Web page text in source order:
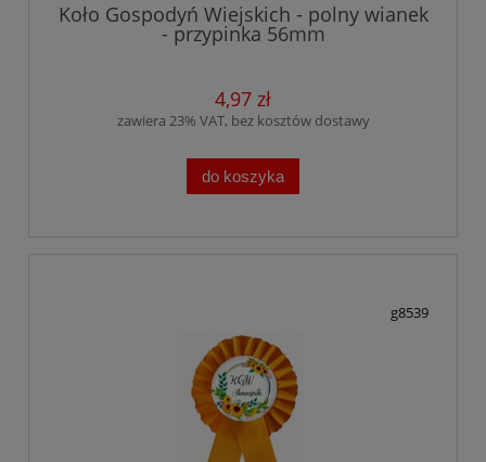
Koło Gospodyń Wiejskich - polny wianek
- przypinka 56mm
4,97 zł
zawiera 23% VAT, bez kosztów dostawy
do koszyka
g8539